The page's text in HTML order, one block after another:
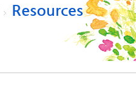
Resources